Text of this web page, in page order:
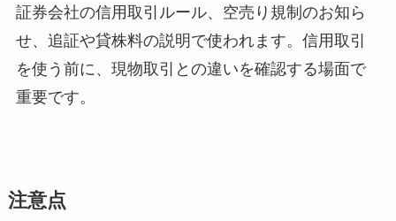
証券会社の信用取引ルール、空売り規制のお知ら
せ、追証や貸株料の説明で使われます。信用取引
を使う前に、現物取引との違いを確認する場面で
重要です。
注意点